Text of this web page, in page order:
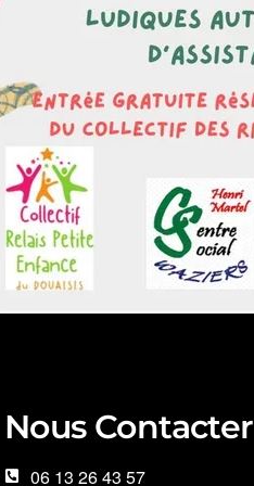
Nous Contacter
06 13 26 43 57